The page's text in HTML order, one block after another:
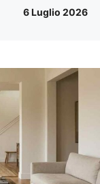
6 Luglio 2026